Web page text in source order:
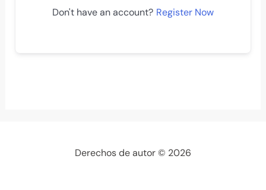
Don't have an account? Register Now
Derechos de autor © 2026